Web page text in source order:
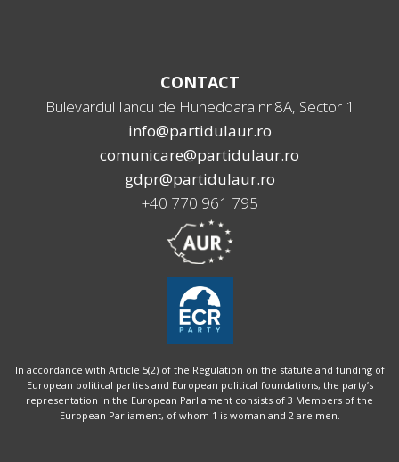
CONTACT
Bulevardul Iancu de Hunedoara nr.8A, Sector 1
info@partidulaur.ro
comunicare@partidulaur.ro
gdpr@partidulaur.ro
+40 770 961 795
In accordance with Article 5(2) of the Regulation on the statute and funding of
European political parties and European political foundations, the party’s
representation in the European Parliament consists of 3 Members of the
European Parliament, of whom 1 is woman and 2 are men.